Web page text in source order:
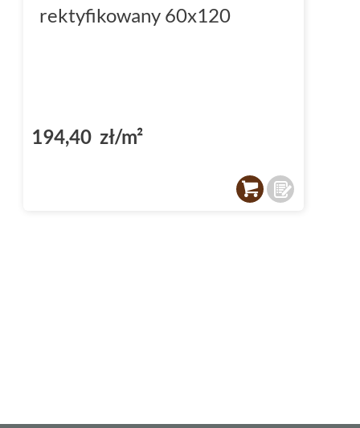
rektyfikowany 60x120
194,40 zł/m²